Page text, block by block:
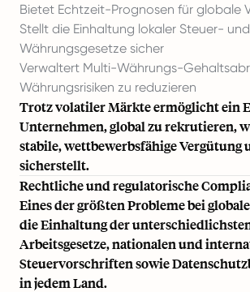
Bietet Echtzeit-Prognosen für globale
Stellt die Einhaltung lokaler Steuer- und
Währungsgesetze sicher
Verwaltert Multi-Währungs-
Währungsrisiken zu reduzieren
Trotz volatiler Märkte ermöglicht ein
Unternehmen, global zu rekrutieren,
stabile, wettbewerbsfähige Vergütung
sicherstellt.
Rechtliche und regulatorische
Eines der größten Probleme bei
die Einhaltung der
Arbeitsgesetze, nationalen und
Steuervorschriften sowie
in jedem Land.